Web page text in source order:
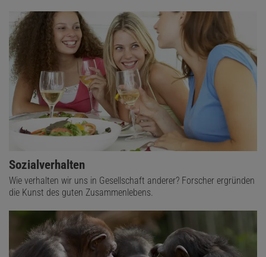
Sozialverhalten
Wie verhalten wir uns in Gesellschaft anderer? Forscher ergründen
die Kunst des guten Zusammenlebens.